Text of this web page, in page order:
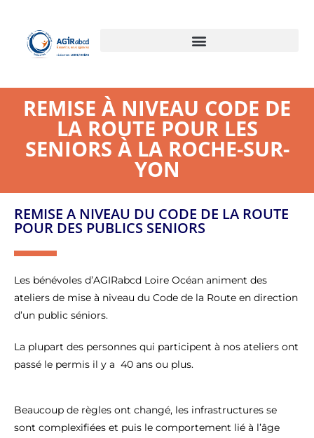
REMISE À NIVEAU CODE DE
LA ROUTE POUR LES
SENIORS À LA ROCHE-SUR-
YON
REMISE A NIVEAU DU CODE DE LA ROUTE
POUR DES PUBLICS SENIORS
Les bénévoles d’AGIRabcd Loire Océan animent des
ateliers de mise à niveau du Code de la Route en direction
d’un public séniors.
La plupart des personnes qui participent à nos ateliers ont
passé le permis il y a 40 ans ou plus.
Beaucoup de règles ont changé, les infrastructures se
sont complexifiées et puis le comportement lié à l’âge